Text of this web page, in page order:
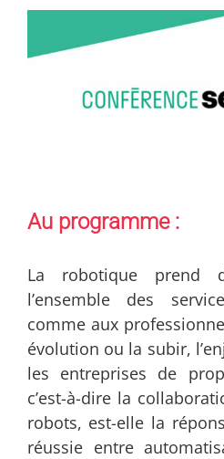
Au programme :
La robotique prend
l’ensemble des
comme aux
évolution ou la subir,
les entreprises de
c’est-à-dire la
robots, est-elle la
réussie entre